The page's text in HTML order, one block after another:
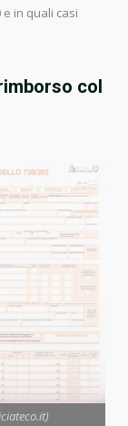
in quali casi
col